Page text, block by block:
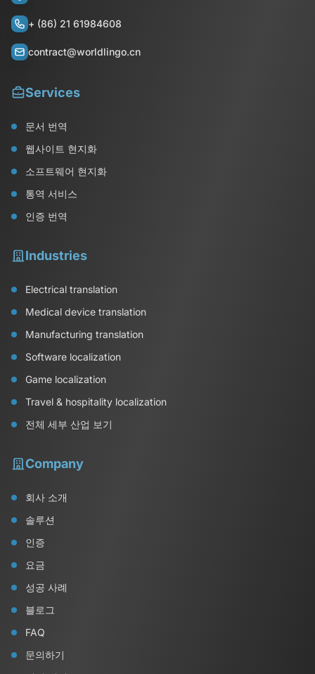
+ (86) 21 61984608
contract@worldlingo.cn
Services
문서 번역
웹사이트 현지화
소프트웨어 현지화
통역 서비스
인증 번역
Industries
Electrical translation
Medical device translation
Manufacturing translation
Software localization
Game localization
Travel & hospitality localization
전체 세부 산업 보기
Company
회사 소개
솔루션
인증
요금
성공 사례
블로그
FAQ
문의하기